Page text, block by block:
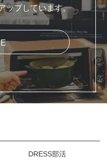
ップしています。
DRESS部活